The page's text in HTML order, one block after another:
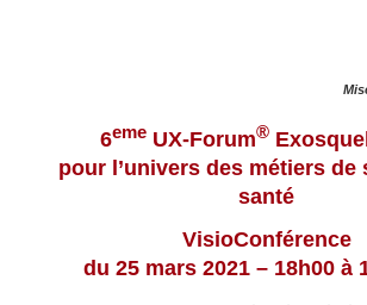
6emeUX-Forum®
pour l’univers des métiers de
santé
VisioConférence
du 25 mars 2021 – 18h00 à